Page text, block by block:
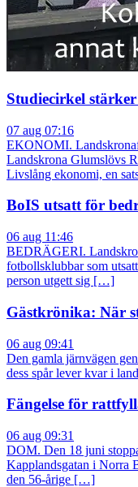
Studiecirkel
07 aug 07:16
EKONOMI.
Landskrona Glumslövs
Livslång ekonomi, en
BoIS utsatt för
06 aug 11:46
BEDRÄGERI.
fotbollsklubbar som
person utgett sig […]
Gästkrönika: När
06 aug 09:41
Den gamla järnvägen
dess spår lever kvar i
Fängelse för
06 aug 09:31
DOM. Den 18 juni
Kapplandsgatan i Norra
den 56-årige […]